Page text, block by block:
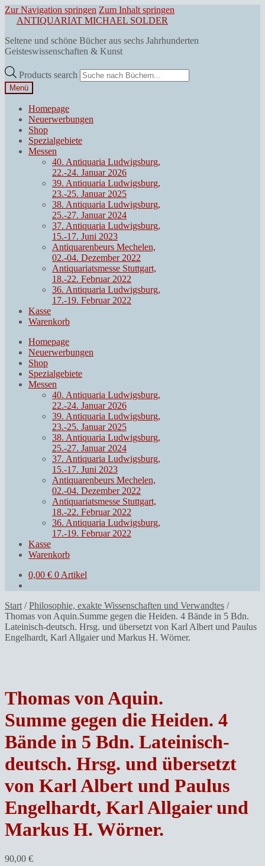
Zur Navigation springen Zum Inhalt springen
ANTIQUARIAT MICHAEL SOLDER
Seltene und schöne Bücher aus sechs Jahrhunderten
Geisteswissenschaften & Kunst
Products search
Menü
Homepage
Neuerwerbungen
Shop
Spezialgebiete
Messen
40. Antiquaria Ludwigsburg,
22.-24. Januar 2026
39. Antiquaria Ludwigsburg,
23.-25. Januar 2025
38. Antiquaria Ludwigsburg,
25.-27. Januar 2024
37. Antiquaria Ludwigsburg,
15.-17. Juni 2023
Antiquarenbeurs Mechelen,
02.-04. Dezember 2022
Antiquariatsmesse Stuttgart,
18.-22. Februar 2022
36. Antiquaria Ludwigsburg,
17.-19. Februar 2022
Kasse
Warenkorb
Homepage
Neuerwerbungen
Shop
Spezialgebiete
Messen
40. Antiquaria Ludwigsburg,
22.-24. Januar 2026
39. Antiquaria Ludwigsburg,
23.-25. Januar 2025
38. Antiquaria Ludwigsburg,
25.-27. Januar 2024
37. Antiquaria Ludwigsburg,
15.-17. Juni 2023
Antiquarenbeurs Mechelen,
02.-04. Dezember 2022
Antiquariatsmesse Stuttgart,
18.-22. Februar 2022
36. Antiquaria Ludwigsburg,
17.-19. Februar 2022
Kasse
Warenkorb
0,00 € 0 Artikel
Start /Philosophie, exakte Wissenschaften und Verwandtes /
Thomas von Aquin.Summe gegen die Heiden. 4 Bände in 5 Bdn.
Lateinisch-deutsch. Hrsg. und übersetzt von Karl Albert und Paulus
Engelhardt, Karl Allgaier und Markus H. Wörner.
Thomas von Aquin.
Summe gegen die Heiden. 4
Bände in 5 Bdn. Lateinisch-
deutsch. Hrsg. und übersetzt
von Karl Albert und Paulus
Engelhardt, Karl Allgaier und
Markus H. Wörner.
90,00 €